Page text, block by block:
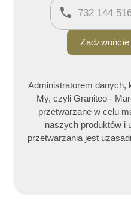
Administratorem danych,
My, czyli Graniteo -
przetwarzane w celu
naszych produktów i
przetwarzania jest